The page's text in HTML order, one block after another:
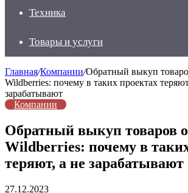
Техника
Товары и услуги
Главная/Компании/Обратный выкуп
Wildberries: почему в таких проектах
зарабатывают
Компании
Обратный выкуп товаров
Wildberries: почему в
теряют, а не зарабатывают
27.12.2023